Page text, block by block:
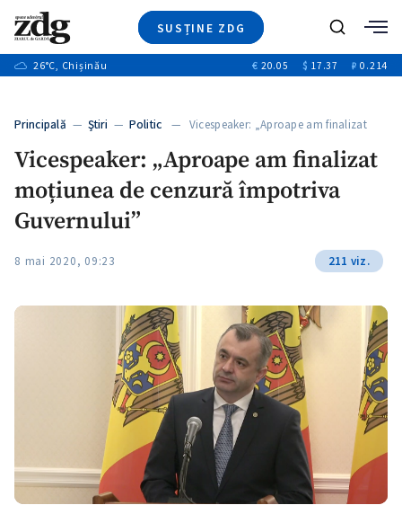
SUSȚINE ZDG
Ştiri
+8
Video
Special
+1
Blog
Caută
26°C, Chișinău € 20.05 $ 17.37 ₽ 0.214
Principală — Ştiri — Politic — Vicespeaker: „Aproape am finalizat
Vicespeaker: „Aproape am finalizat
moțiunea de cenzură împotriva
Guvernului”
8 mai 2020, 09:23 211 viz.